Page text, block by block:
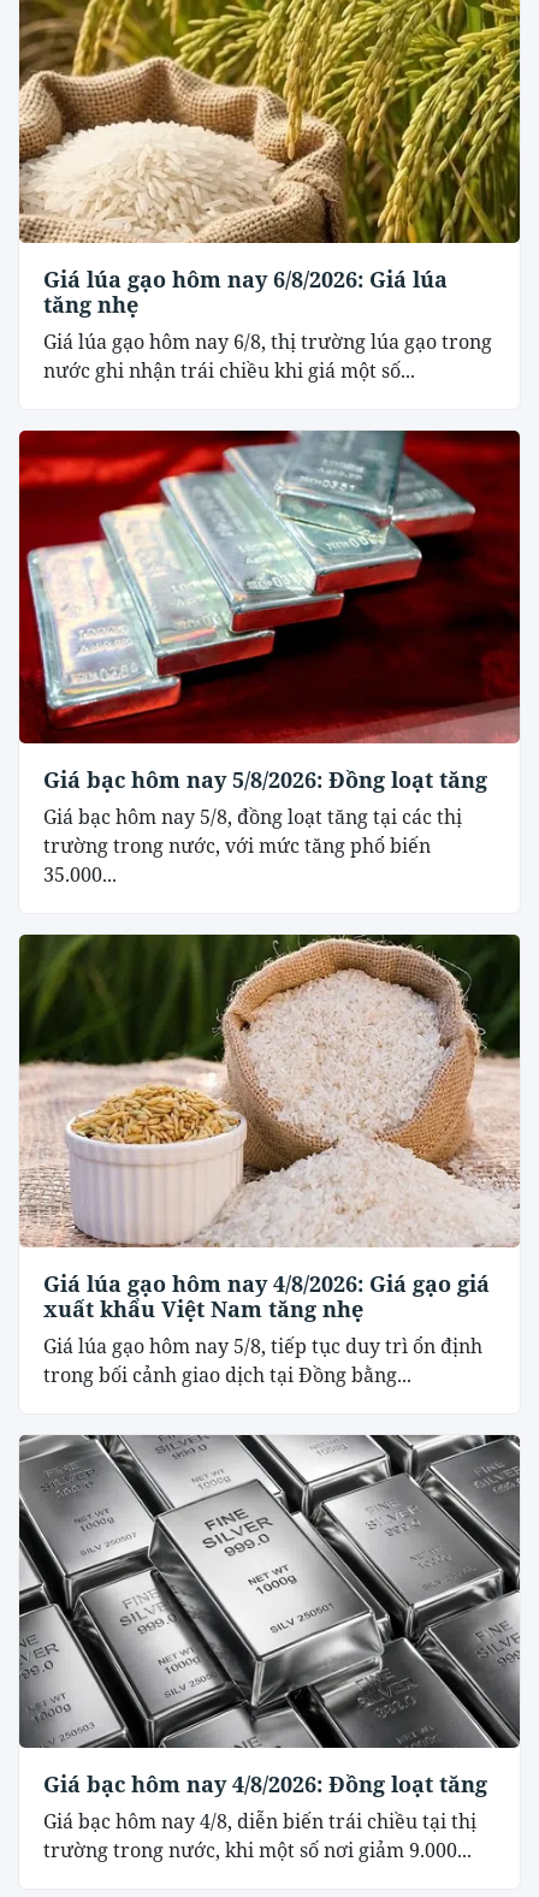
Giá lúa gạo hôm nay 6/8/2026: Giá lúa
tăng nhẹ
Giá lúa gạo hôm nay 6/8, thị trường lúa gạo trong
nước ghi nhận trái chiều khi giá một số...
Giá bạc hôm nay 5/8/2026: Đồng loạt tăng
Giá bạc hôm nay 5/8, đồng loạt tăng tại các thị
trường trong nước, với mức tăng phổ biến
35.000...
Giá lúa gạo hôm nay 4/8/2026: Giá gạo giá
xuất khẩu Việt Nam tăng nhẹ
Giá lúa gạo hôm nay 5/8, tiếp tục duy trì ổn định
trong bối cảnh giao dịch tại Đồng bằng...
Giá bạc hôm nay 4/8/2026: Đồng loạt tăng
Giá bạc hôm nay 4/8, diễn biến trái chiều tại thị
trường trong nước, khi một số nơi giảm 9.000...